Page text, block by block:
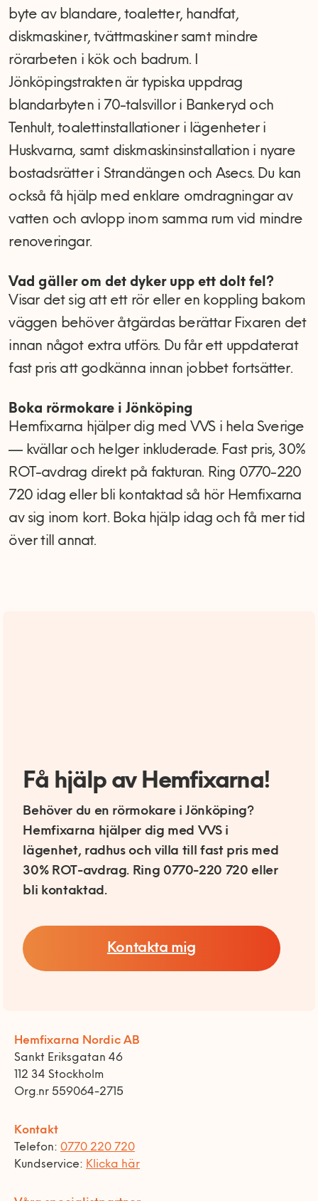
byte av blandare, toaletter, handfat,
diskmaskiner, tvättmaskiner samt mindre
rörarbeten i kök och badrum. I
Jönköpingstrakten är typiska uppdrag
blandarbyten i 70-talsvillor i Bankeryd och
Tenhult, toalettinstallationer i lägenheter i
Huskvarna, samt diskmaskinsinstallation i nyare
bostadsrätter i Strandängen och Asecs. Du kan
också få hjälp med enklare omdragningar av
vatten och avlopp inom samma rum vid mindre
renoveringar.
Vad gäller om det dyker upp ett dolt fel?
Visar det sig att ett rör eller en koppling bakom
väggen behöver åtgärdas berättar Fixaren det
innan något extra utförs. Du får ett uppdaterat
fast pris att godkänna innan jobbet fortsätter.
Boka rörmokare i Jönköping
Hemfixarna hjälper dig med VVS i hela Sverige
— kvällar och helger inkluderade. Fast pris, 30%
ROT-avdrag direkt på fakturan. Ring 0770-220
720 idag eller bli kontaktad så hör Hemfixarna
av sig inom kort. Boka hjälp idag och få mer tid
över till annat.
Få hjälp av Hemfixarna!
Behöver du en rörmokare i Jönköping?
Hemfixarna hjälper dig med VVS i
lägenhet, radhus och villa till fast pris med
30% ROT-avdrag. Ring 0770-220 720 eller
bli kontaktad.
Kontakta mig
Hemfixarna Nordic AB
Sankt Eriksgatan 46
112 34 Stockholm
Org.nr 559064-2715
Kontakt
Telefon: 0770 220 720
Kundservice: Klicka här